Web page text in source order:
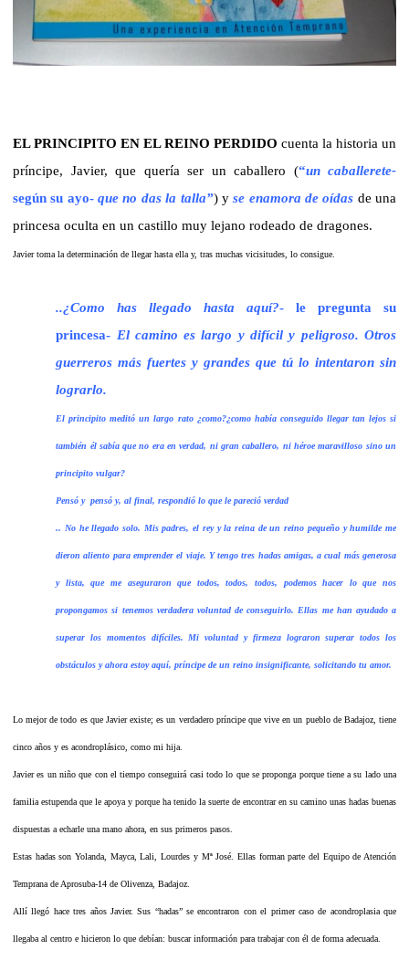
EL PRINCIPITO EN EL REINO PERDIDO cuenta la historia un
príncipe, Javier, que quería ser un caballero (“un caballerete-
según su ayo-que no das la talla”) yse enamora de oídas de una
princesa oculta en un castillo muy lejano rodeado de dragones.
Javier toma la determinación de llegar hasta ella y, tras muchas vicisitudes, lo consigue.
..¿Como has llegado hasta aquí?-
le pregunta su
princesa- El camino es largo y difícil y peligroso. Otros
guerreros más fuertes y grandes que tú lo intentaron sin
lograrlo.
El principito meditó un largo rato ¿como?¿como había conseguido llegar tan lejos si
también él sabía que no era en verdad, ni gran caballero, ni héroe maravilloso sino un
principito vulgar?
Pensó y pensó y, al final, respondió lo que le pareció verdad
.. No he llegado solo. Mis padres, el rey y la reina de un reino pequeño y humilde me
dieron aliento para emprender el viaje. Y tengo tres hadas amigas, a cual más generosa
y lista, que me aseguraron que todos, todos, todos, podemos hacer lo que nos
propongamos si tenemos verdadera voluntad de conseguirlo. Ellas me han ayudado a
superar los momentos difíciles. Mi voluntad y firmeza lograron superar todos los
obstáculos y ahora estoy aquí, príncipe de un reino insignificante, solicitando tu amor.
Lo mejor de todo es que Javier existe; es un verdadero príncipe que vive en un pueblo de Badajoz, tiene
cinco años y es acondroplásico, como mi hija.
Javier es un niño que con el tiempo conseguirá casi todo lo que se proponga porque tiene a su lado una
familia estupenda que le apoya y porque ha tenido la suerte de encontrar en su camino unas hadas buenas
dispuestas a echarle una mano ahora, en sus primeros pasos.
Estas hadas son Yolanda, Mayca, Lali, Lourdes y Mª José. Ellas forman parte del Equipo de Atención
Temprana de Aprosuba-14 de Olivenza, Badajoz.
Allí llegó hace tres años Javier. Sus “hadas” se encontraron con el primer caso de acondroplasia que
llegaba al centro e hicieron lo que debían: buscar información para trabajar con él de forma adecuada.